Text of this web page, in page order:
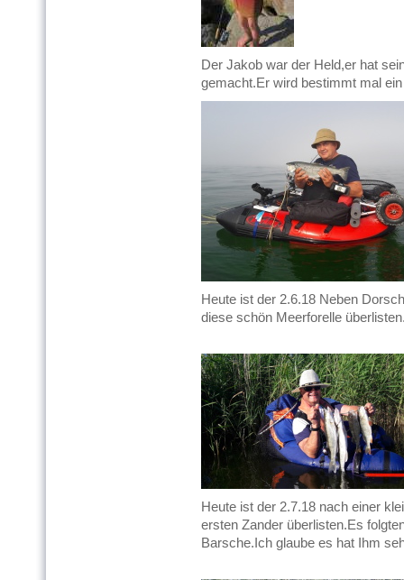
Der Jakob war der Held,er hat
gemacht.Er wird bestimmt mal
Heute ist der 2.6.18 Neben
diese schön Meerforelle
Heute ist der 2.7.18 nach einer
ersten Zander überlisten.Es
Barsche.Ich glaube es hat Ihm